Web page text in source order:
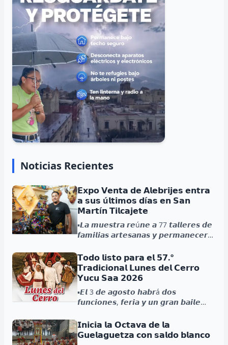
Noticias Recientes
𝗘𝘅𝗽𝗼 𝗩𝗲𝗻𝘁𝗮 𝗱𝗲 𝗔𝗹𝗲𝗯𝗿𝗶𝗷𝗲𝘀 𝗲𝗻𝘁𝗿𝗮
𝗮 𝘀𝘂𝘀 ú𝗹𝘁𝗶𝗺𝗼𝘀 𝗱í𝗮𝘀 𝗲𝗻 𝗦𝗮𝗻
𝗠𝗮𝗿𝘁í𝗻 𝗧𝗶𝗹𝗰𝗮𝗷𝗲𝘁𝗲
▪️𝙇𝙖 𝙢𝙪𝙚𝙨𝙩𝙧𝙖 𝙧𝙚ú𝙣𝙚 𝙖 77 𝙩𝙖𝙡𝙡𝙚𝙧𝙚𝙨 𝙙𝙚
𝙛𝙖𝙢𝙞𝙡𝙞𝙖𝙨 𝙖𝙧𝙩𝙚𝙨𝙖𝙣𝙖𝙨 𝙮 𝙥𝙚𝙧𝙢𝙖𝙣𝙚𝙘𝙚𝙧á
𝗧𝗼𝗱𝗼 𝗹𝗶𝘀𝘁𝗼 𝗽𝗮𝗿𝗮 𝗲𝗹 𝟱𝟳.º
𝗧𝗿𝗮𝗱𝗶𝗰𝗶𝗼𝗻𝗮𝗹 𝗟𝘂𝗻𝗲𝘀 𝗱𝗲𝗹 𝗖𝗲𝗿𝗿𝗼
𝗬𝘂𝗰𝘂 𝗦𝗮𝗮 𝟮𝟬𝟮𝟲
▪️𝙀𝙡 3 𝙙𝙚 𝙖𝙜𝙤𝙨𝙩𝙤 𝙝𝙖𝙗𝙧á 𝙙𝙤𝙨
𝙛𝙪𝙣𝙘𝙞𝙤𝙣𝙚𝙨, 𝙛𝙚𝙧𝙞𝙖 𝙮 𝙪𝙣 𝙜𝙧𝙖𝙣 𝙗𝙖𝙞𝙡𝙚
𝗜𝗻𝗶𝗰𝗶𝗮 𝗹𝗮 𝗢𝗰𝘁𝗮𝘃𝗮 𝗱𝗲 𝗹𝗮
𝗚𝘂𝗲𝗹𝗮𝗴𝘂𝗲𝘁𝘇𝗮 𝗰𝗼𝗻 𝘀𝗮𝗹𝗱𝗼 𝗯𝗹𝗮𝗻𝗰𝗼